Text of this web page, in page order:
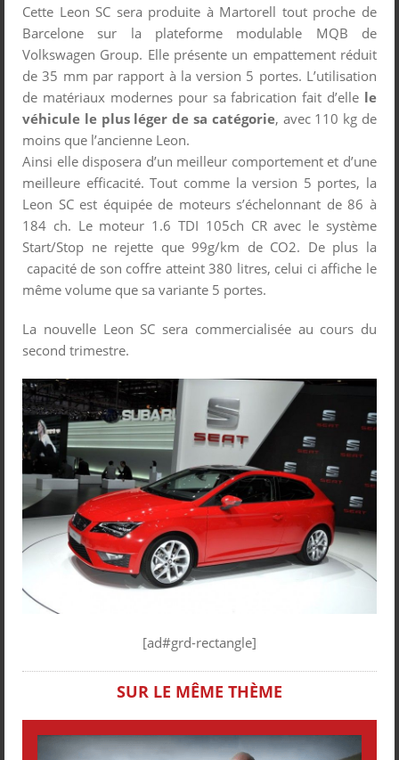
Cette Leon SC sera produite à Martorell tout proche de
Barcelone sur la plateforme modulable MQB de
Volkswagen Group. Elle présente un empattement réduit
de 35 mm par rapport à la version 5 portes. L’utilisation
de matériaux modernes pour sa fabrication fait d’elle le
véhicule le plus léger de sa catégorie, avec 110 kg de
moins que l’ancienne Leon.
Ainsi elle disposera d’un meilleur comportement et d’une
meilleure efficacité. Tout comme la version 5 portes, la
Leon SC est équipée de moteurs s’échelonnant de 86 à
184 ch. Le moteur 1.6 TDI 105ch CR avec le système
Start/Stop ne rejette que 99g/km de CO2. De plus la
capacité de son coffre atteint 380 litres, celui ci affiche le
même volume que sa variante 5 portes.
La nouvelle Leon SC sera commercialisée au cours du
second trimestre.
[ad#grd-rectangle]
SUR LE MÊME THÈME